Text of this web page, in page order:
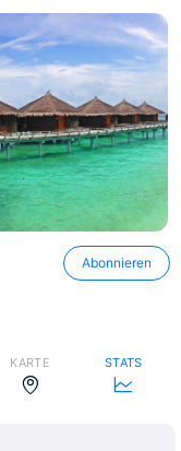
Abonnieren
KARTE STATS